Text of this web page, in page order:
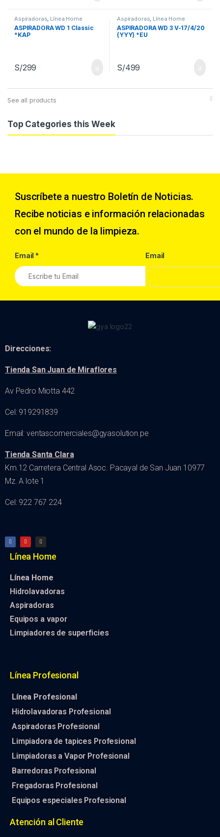
Aspiradoras, Línea Home
ASPIRADORA WD 1 Classic
*KAP
S/299
Aspiradoras, Línea Home
ASPIRADORA WD 3 V-17/4/20
(YYY) *EU
S/499
See all products
Top Categories this Week
Suscríbete a nuestro Boletín de Noticias.
Recibe noticias e información relacionadas
con el mundo de la limpieza.
Email * Email
Direcciones:
Tienda San Juan de Miraflores
Av Pedro Miotta 442
Cel: 919291839
Email: ventascomerciales@gyasolution.pe
Tienda Santa Clara
Km.12 Carretera Central Asoc. Pacayal de San Juan 10977
Mz. A lote 1
Cel: 922 767 224
Línea Home
Línea Home
Hidrolavadoras
Aspiradoras
Equipos a vapor
Limpiadores de superficies
Línea Profesional
Línea Profesional
Hidrolavadoras Profesional
Aspiradoras Profesional
Limpiadora de tapices Profesional
Limpiadoras a Vapor Profesional
Barredoras Profesional
Fregadoras Profesional
Equipos especiales Profesional
Atención al Cliente